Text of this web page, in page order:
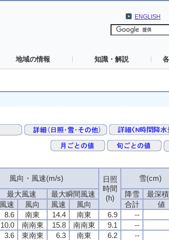
ENGLISH
地域の情報 知識・解説
風向・風速(m/s)
日照
時間
(h)
雪(cm)
最大風速 最大瞬間風速 降雪 最深
風速 風向 風速 風向 合計
値
8.6 南東 14.4 南東 6.9 --
10.0 南南東 15.8 南南東 9.1 --
3.6 東南東 6.3 南東 6.2 --